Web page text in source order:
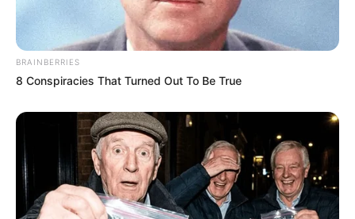
BRAINBERRIES
8 Conspiracies That Turned Out To Be True